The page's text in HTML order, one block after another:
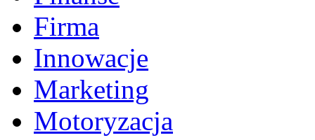
Firma
Innowacje
Marketing
Motoryzacja